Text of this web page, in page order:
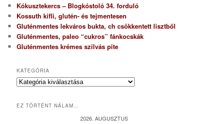
Kókusztekercs – Blogkóstoló 34. forduló
Kossuth kifli, glutén- és tejmentesen
Gluténmentes lekváros bukta, ch csökkentett lisztből
Gluténmentes, paleo “cukros” fánkocskák
Gluténmentes krémes szilvás pite
KATEGÓRIA
K
e
EZ TÖRTÉNT NÁLAM…
2026. AUGUSZTUS